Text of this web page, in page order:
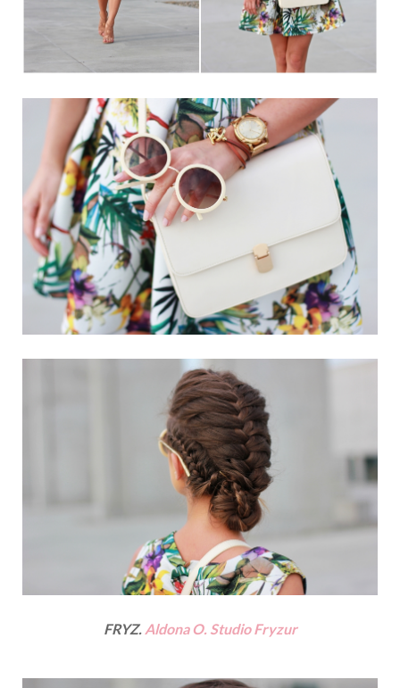
FRYZ. Aldona O. Studio Fryzur